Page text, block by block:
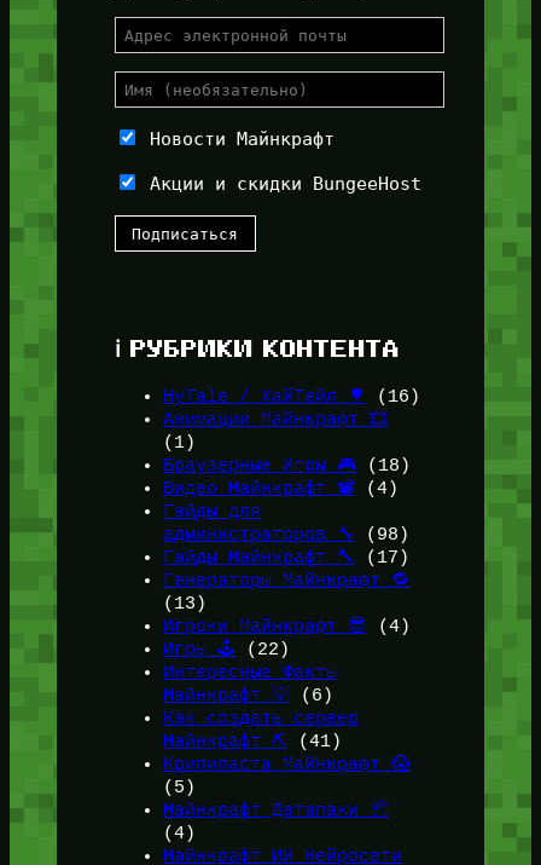
Новости Майнкрафт
Акции и скидки BungeeHost
ℹ️ РУБРИКИ КОНТЕНТА
HyTale / ХайТейл 🌳
(16)
Анимации Майнкрафт 🎞️
(1)
Браузерные Игры 🎮(18)
Видео Майнкрафт 📽️ (4)
Гайды для
администраторов 🔧
(98)
Гайды Майнкрафт 🔨
(17)
Генераторы Майнкрафт 🔁
(13)
Игроки Майнкрафт 😎 (4)
Игры 🕹️ (22)
Интересные Факты
Майнкрафт 💡(6)
Как создать сервер
Майнкрафт ⛏️ (41)
Крипипаста Майнкрафт 😱
(5)
Майнкрафт Датапаки 📦
(4)
Майнкрафт ИИ Нейросети